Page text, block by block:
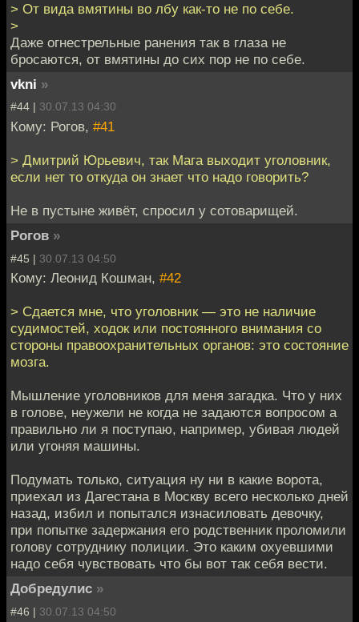
> От вида вмятины во лбу как-то не по себе.
>
Даже огнестрельные ранения так в глаза не
бросаются, от вмятины до сих пор не по себе.
vkni »
#44 | 30.07.13 04:30
Кому: Рогов, #41
> Дмитрий Юрьевич, так Мага выходит уголовник,
если нет то откуда он знает что надо говорить?
Не в пустыне живёт, спросил у сотоварищей.
Рогов »
#45 | 30.07.13 04:50
Кому: Леонид Кошман, #42
> Сдается мне, что уголовник — это не наличие
судимостей, ходок или постоянного внимания со
стороны правоохранительных органов: это состояние
мозга.
Мышление уголовников для меня загадка. Что у них
в голове, неужели не когда не задаются вопросом а
правильно ли я поступаю, например, убивая людей
или угоняя машины.
Подумать только, ситуация ну ни в какие ворота,
приехал из Дагестана в Москву всего несколько дней
назад, избил и попытался изнасиловать девочку,
при попытке задержания его родственник проломили
голову сотруднику полиции. Это каким охуевшими
надо себя чувствовать что бы вот так себя вести.
Добредулис »
#46 | 30.07.13 04:50